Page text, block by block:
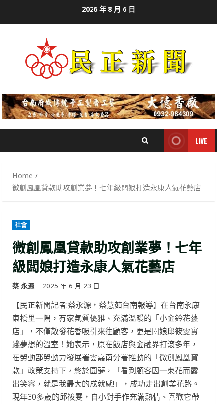
2026 年 8 月 6 日
LIVE
Home
微創鳳凰貸款助攻創業夢！七年級闆娘打造永康人氣花藝店
社會
微創鳳凰貸款助攻創業夢！七年
級闆娘打造永康人氣花藝店
蔡 永源 2025 年 6 月 23 日
【民正新聞記者:蔡永源，蔡慧茹台南報導】在台南永康
東橋里一隅，有家氣質優雅、充滿溫暖的「小金鈴花藝
店」，不僅散發花香吸引來往顧客，更是闆娘邱筱雯實
踐夢想的溫室！她表示，原在飯店與金融界打滾多年，
在勞動部勞動力發展署雲嘉南分署推動的「微創鳳凰貸
款」政策支持下，終於圓夢，「看到顧客因一束花而露
出笑容，就是我最大的成就感!」，成功走出創業花路。
現年30多歲的邱筱雯，自小對手作充滿熱情、喜歡它帶